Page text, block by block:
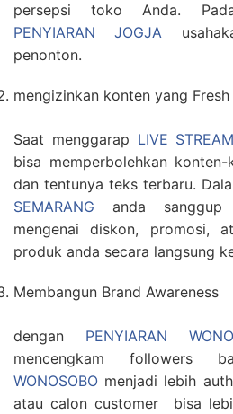
persepsi toko Anda.
PENYIARAN JOGJA
penonton.
mengizinkan konten yang Fresh
Saat menggarap LIVE
bisa memperbolehkan
dan tentunya teks terbaru.
SEMARANG anda sanggup
mengenai diskon, promosi,
produk anda secara langsung
Membangun Brand Awareness
dengan PENYIARAN
mencengkam followers
WONOSOBO menjadi lebih
atau calon customer bisa